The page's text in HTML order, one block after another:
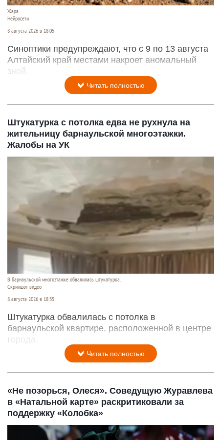
Жара
Нейросети
8 августа 2026 в 18:05
Синоптики предупреждают, что с 9 по 13 августа
Алтайский край местами накроет аномальный
зной.
Читать полностью
Штукатурка с потолка едва не рухнула на
жительницу барнаульской многоэтажки.
Жалобы на УК
В барнаульской многоэтажке обвалилась штукатурка.
Скриншот видео
8 августа 2026 в 18:35
Штукатурка обвалилась с потолка в
барнаульской квартире, расположенной в центре
города.
Читать полностью
«Не позорься, Олеся». Соведущую Журавлева
в «Натальной карте» раскритиковали за
поддержку «Колобка»